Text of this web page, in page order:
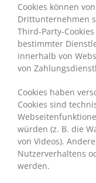
Cookies können
Drittunternehmen
Third-Party-
bestimmter
innerhalb von
von
Cookies haben
Cookies sind
würden (z. B. die
von Videos).
Nutzerverhaltens
werden.